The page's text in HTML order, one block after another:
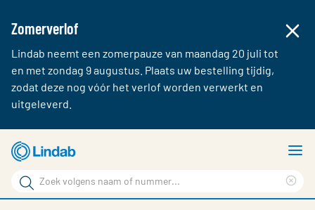
Zomerverlof
Lindab neemt een zomerpauze van maandag 20 juli tot
en met zondag 9 augustus. Plaats uw bestelling tijdig,
zodat deze nog vóór het verlof worden verwerkt en
uitgeleverd.
naar
hoofdinhoud
Zoek
Zoek